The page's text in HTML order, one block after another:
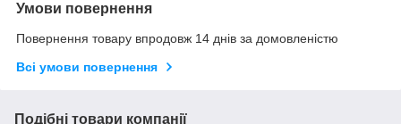
Умови повернення
Повернення товару впродовж 14 днів за домовленістю
Всі умови повернення
Подібні товари компанії